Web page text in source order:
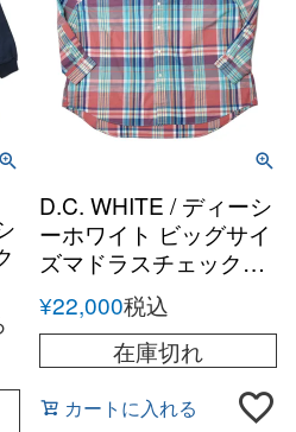
D.C. WHITE / ディーシ
ーホワイト ビッグサイ
ズマドラスチェックボ
タンダウンシャツ
¥22,000税込
在庫切れ
カートに入れる